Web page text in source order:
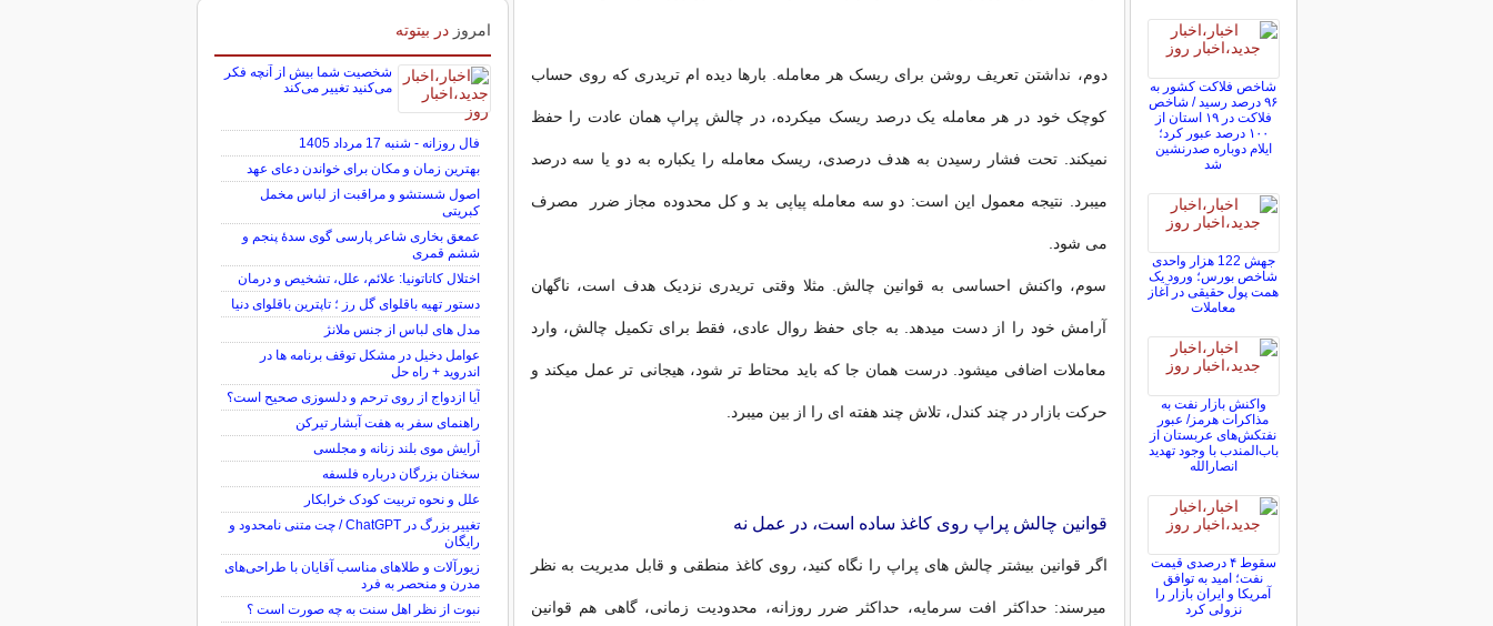
دوم، نداشتن تعریف روشن برای ریسک هر معامله. بارها دیده ام تریدری که روی حساب
کوچک خود در هر معامله یک درصد ریسک میکرده، در چالش پراپ همان عادت را حفظ
نمیکند. تحت فشار رسیدن به هدف درصدی، ریسک معامله را یکباره به دو یا سه درصد
میبرد. نتیجه معمول این است: دو سه معامله پیاپی بد و کل محدوده مجاز ضرر مصرف
می شود.
سوم، واکنش احساسی به قوانین چالش. مثلا وقتی تریدری نزدیک هدف است، ناگهان
آرامش خود را از دست میدهد. به جای حفظ روال عادی، فقط برای تکمیل چالش، وارد
معاملات اضافی میشود. درست همان جا که باید محتاط تر شود، هیجانی تر عمل میکند و
حرکت بازار در چند کندل، تلاش چند هفته ای را از بین میبرد.
قوانین چالش پراپ روی کاغذ ساده است، در عمل نه
اگر قوانین بیشتر چالش های پراپ را نگاه کنید، روی کاغذ منطقی و قابل مدیریت به نظر
میرسند: حداکثر افت سرمایه، حداکثر ضرر روزانه، محدودیت زمانی، گاهی هم قوانین
شاخص فلاکت کشور به
۹۶ درصد رسید / شاخص
فلاکت در ۱۹ استان از
۱۰۰ درصد عبور کرد؛
ایلام دوباره صدرنشین
شد
جهش 122 هزار واحدی
شاخص بورس؛ ورود یک
همت پول حقیقی در آغاز
معاملات
واکنش بازار نفت به
مذاکرات هرمز/ عبور
نفتکش‌های عربستان از
باب‌المندب با وجود تهدید
انصارالله
سقوط ۴ درصدی قیمت
نفت؛ امید به توافق
آمریکا و ایران بازار را
نزولی کرد
امروز در بیتوته
شخصیت شما بیش از آنچه فکر
می‌کنید تغییر می‌کند
فال روزانه - شنبه 17 مرداد 1405
بهترین زمان و مکان برای خواندن دعای عهد
اصول شستشو و مراقبت از لباس مخمل
کبریتی
عمعق بخاری شاعر پارسی گوی سدهٔ پنجم و
ششم قمری
اختلال کاتاتونیا: علائم، علل، تشخیص و درمان
دستور تهیه باقلوای گل رز ؛ تاپترین باقلوای دنیا
مدل های لباس از جنس ملانژ
عوامل دخیل در مشکل توقف برنامه ها در
اندروید + راه حل
آیا ازدواج از روی ترحم و دلسوزی صحیح است؟
راهنمای سفر به هفت آبشار تیرکن
آرایش موی بلند زنانه و مجلسی
سخنان بزرگان درباره فلسفه
علل و نحوه تربیت کودک خرابکار
تغییر بزرگ در ChatGPT / چت متنی نامحدود و
رایگان
زیورآلات و طلاهای مناسب آقایان با طراحی‌های
مدرن و منحصر به فرد
نبوت از نظر اهل سنت به چه صورت است ؟